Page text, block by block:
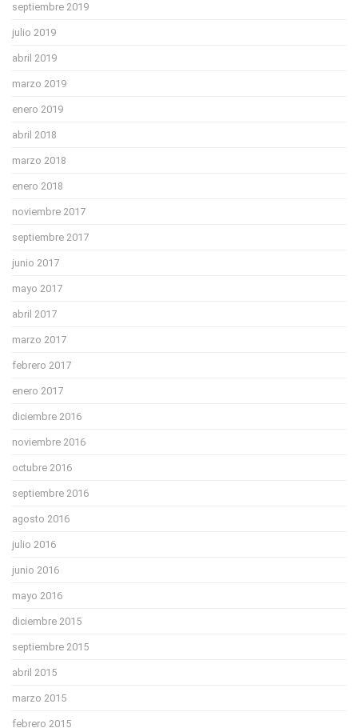
septiembre 2019
julio 2019
abril 2019
marzo 2019
enero 2019
abril 2018
marzo 2018
enero 2018
noviembre 2017
septiembre 2017
junio 2017
mayo 2017
abril 2017
marzo 2017
febrero 2017
enero 2017
diciembre 2016
noviembre 2016
octubre 2016
septiembre 2016
agosto 2016
julio 2016
junio 2016
mayo 2016
diciembre 2015
septiembre 2015
abril 2015
marzo 2015
febrero 2015